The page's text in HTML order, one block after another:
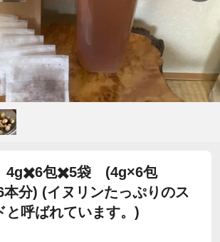
4g✖️6包✖️5袋 (4g×6包
分) (イヌリンたっぷりのス
と呼ばれています。)